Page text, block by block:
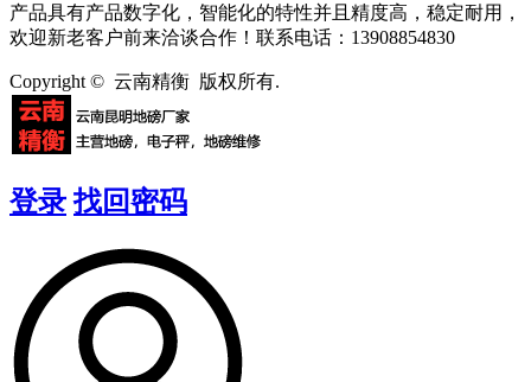
产品具有产品数字化，智能化的特性并且精度高，稳定耐用，
欢迎新老客户前来洽谈合作！联系电话：13908854830
Copyright © 云南精衡 版权所有.
登录 找回密码